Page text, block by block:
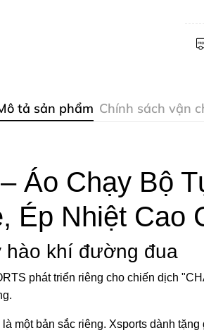
tả sản phẩm Chính sách vận
Áo Chạy Bộ
Ép Nhiệt Cao
hào khí đường đua
phát triển riêng cho chiến dịch
một bản sắc riêng. Xsports dành tặng